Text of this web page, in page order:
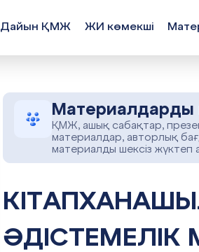
Дайын ҚМЖ ЖИ көмекші
Материалдарды
ҚМЖ, ашық сабақтар,
материалдар, авторлық
материалды шексіз жүктеп
КІТАПХАНАШЫЛАР БОЙЫНША ОҚУ-